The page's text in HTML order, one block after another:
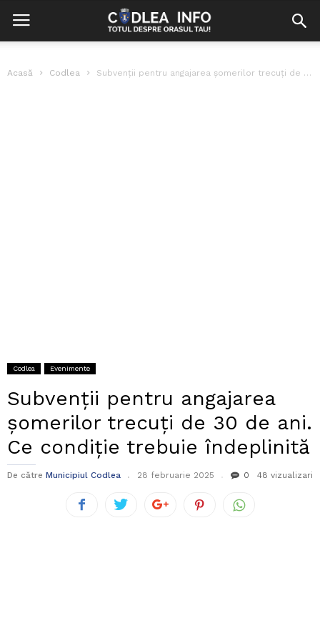
Acasă Codlea Subvenții pentru angajarea șomerilor trecuți de 30 de ani. Ce condiție trebuie...
Codlea Evenimente
Subvenții pentru angajarea
șomerilor trecuți de 30 de ani.
Ce condiție trebuie îndeplinită
De către Municipiul Codlea 28 februarie 2025 0 48 vizualizari